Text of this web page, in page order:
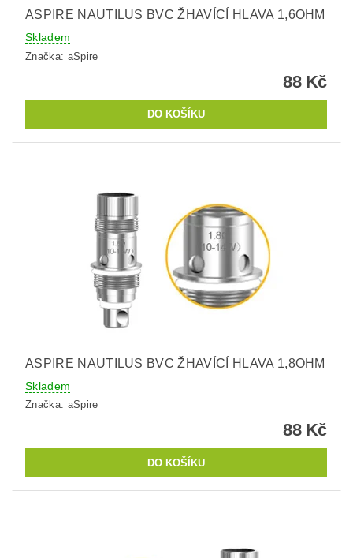
ASPIRE NAUTILUS BVC ŽHAVÍCÍ HLAVA 1,6OHM
Skladem
Značka: aSpire
88 Kč
ASPIRE NAUTILUS BVC ŽHAVÍCÍ HLAVA 1,8OHM
Skladem
Značka: aSpire
88 Kč